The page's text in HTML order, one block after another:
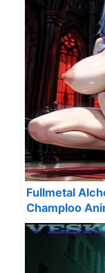
Fullmetal
Champloo
Wallpaper